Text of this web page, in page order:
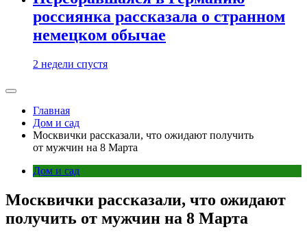
россиянка рассказала о странном
немецком обычае
2 недели спустя
Главная
Дом и сад
Москвички рассказали, что ожидают получить
от мужчин на 8 Марта
Дом и сад
Москвички рассказали, что ожидают
получить от мужчин на 8 Марта